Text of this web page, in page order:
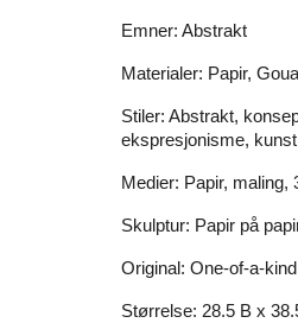
Emner: Abstrakt
Materialer: Papir,
Stiler: Abstrakt,
ekspresjonisme, kunst
Medier: Papir, maling,
Skulptur: Papir på
Original: One-of-a-
Størrelse: 28.5 B x